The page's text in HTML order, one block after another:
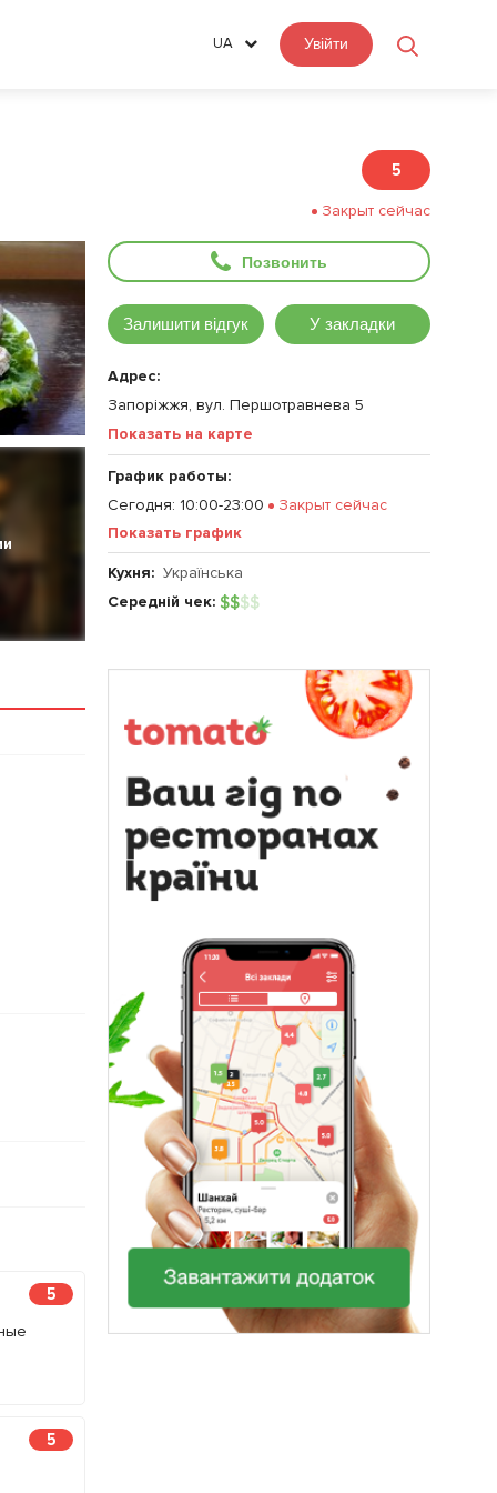
UA Увійти
5
Закрыт сейчас
Позвонить
Залишити відгук У закладки
Адрес:
Запоріжжя, вул. Першотравнева 5
Показать на карте
График работы:
Сегодня: 10:00-23:00
Закрыт сейчас
Показать график
Кухня: Українська
Середній чек: $$$$
5
5